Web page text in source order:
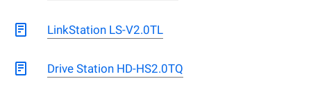
LinkStation LS-V2.0TL
Drive Station HD-HS2.0TQ